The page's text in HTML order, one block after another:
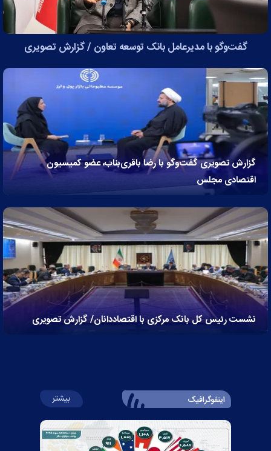
گفت‌وگو با مدیرعامل بانک توسعه تعاون / گزارش تصویری
گزارش تصویری گفت‌وگو با رضا باقری‌بناب، عضو کمیسیون
اقتصادی مجلس
نشست رئیس کل بانک مرکزی با اقتصاددانان/ گزارش تصویری
اینفوگرافیک بیشتر درباره